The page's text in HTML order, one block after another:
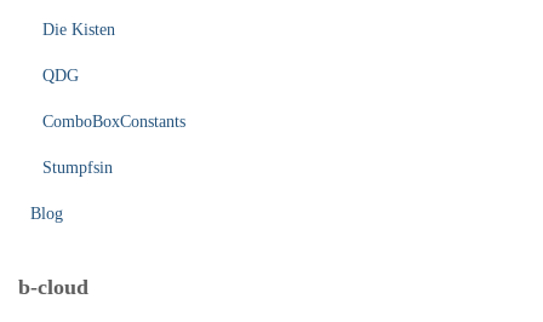
Die Kisten
QDG
ComboBoxConstants
Stumpfsin
Blog
b-cloud